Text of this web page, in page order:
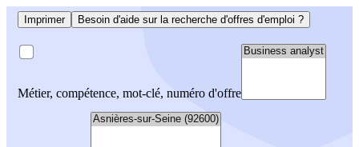
Imprimer Besoin d'aide sur la recherche d'offres d'emploi ?
Métier, compétence, mot-clé, numéro d'offre